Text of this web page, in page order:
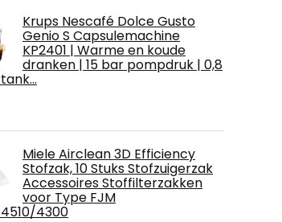
Krups Nescafé Dolce Gusto
Genio S Capsulemachine
KP2401 | Warme en koude
dranken | 15 bar pompdruk | 0,8
Miele Airclean 3D Efficiency
Stofzak, 10 Stuks Stofzuigerzak
Accessoires Stoffilterzakken
voor Type FJM
4300